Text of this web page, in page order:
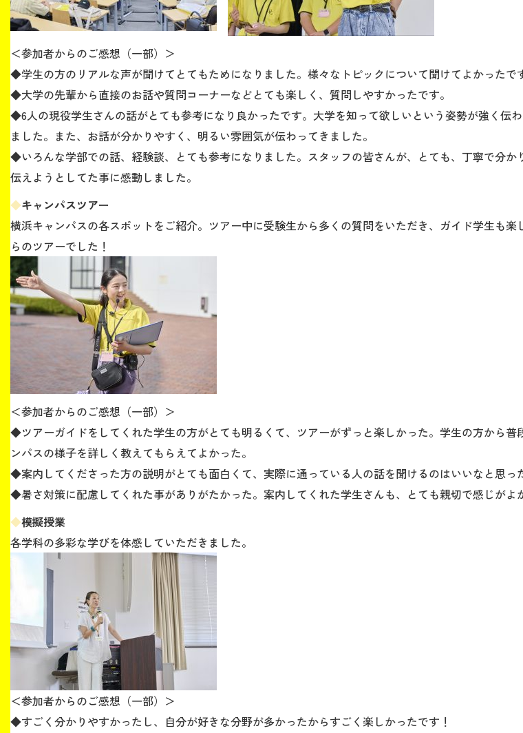
＜参加者からのご感想（一部）＞
◆学生の方のリアルな声が聞けてとてもためになりました。様々なトピックについて聞けてよかったで
◆大学の先輩から直接のお話や質問コーナーなどとても楽しく、質問しやすかったです。
◆6人の現役学生さんの話がとても参考になり良かったです。大学を知って欲しいという姿勢が強く伝
ました。また、お話が分かりやすく、明るい雰囲気が伝わってきました。
◆いろんな学部での話、経験談、とても参考になりました。スタッフの皆さんが、とても、丁寧で分か
伝えようとしてた事に感動しました。
◆キャンパスツアー
横浜キャンパスの各スポットをご紹介。ツアー中に受験生から多くの質問をいただき、ガイド学生も楽
らのツアーでした！
＜参加者からのご感想（一部）＞
◆ツアーガイドをしてくれた学生の方がとても明るくて、ツアーがずっと楽しかった。学生の方から普
ンパスの様子を詳しく教えてもらえてよかった。
◆案内してくださった方の説明がとても面白くて、実際に通っている人の話を聞けるのはいいなと思っ
◆暑さ対策に配慮してくれた事がありがたかった。案内してくれた学生さんも、とても親切で感じがよ
◆模擬授業
各学科の多彩な学びを体感していただきました。
＜参加者からのご感想（一部）＞
◆すごく分かりやすかったし、自分が好きな分野が多かったからすごく楽しかったです！